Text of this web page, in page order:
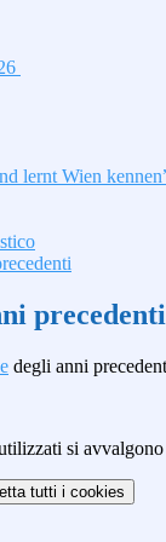
lernt Wien
precedenti
degli anni
si
tutti i cookies